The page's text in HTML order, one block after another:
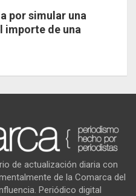
por simular una
importe de una
de actualización diaria con
de la Comarca del
Periódico digital